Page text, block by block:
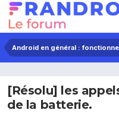
Android en général :
[Résolu] les
de la batterie.